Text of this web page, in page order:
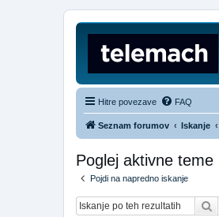
Hitre povezave FAQ
Seznam forumov Iskanje
Poglej aktivne teme
Pojdi na napredno iskanje